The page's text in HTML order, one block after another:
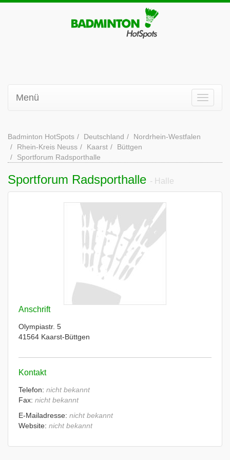
Menü
Badminton HotSpots Deutschland
Nordrhein-Westfalen
Rhein-Kreis Neuss
Kaarst
Büttgen
Sportforum Radsporthalle
Sportforum Radsporthalle - Halle
Anschrift
Olympiastr. 5
41564 Kaarst-Büttgen
Kontakt
Telefon: nicht bekannt
Fax: nicht bekannt
E-Mailadresse: nicht bekannt
Website: nicht bekannt